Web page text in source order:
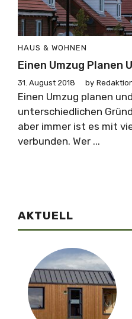
HAUS & WOHNEN
Einen Umzug Planen
31. August 2018 by
Einen Umzug planen
unterschiedlichen
aber immer ist es mit
verbunden. Wer ...
AKTUELL